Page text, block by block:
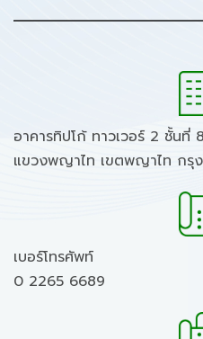
อาคารทิปโก้ ทาวเวอร์ 2 ชั้นที่
แขวงพญาไท เขตพญาไท กรุ
เบอร์โทรศัพท์
0 2265 6689